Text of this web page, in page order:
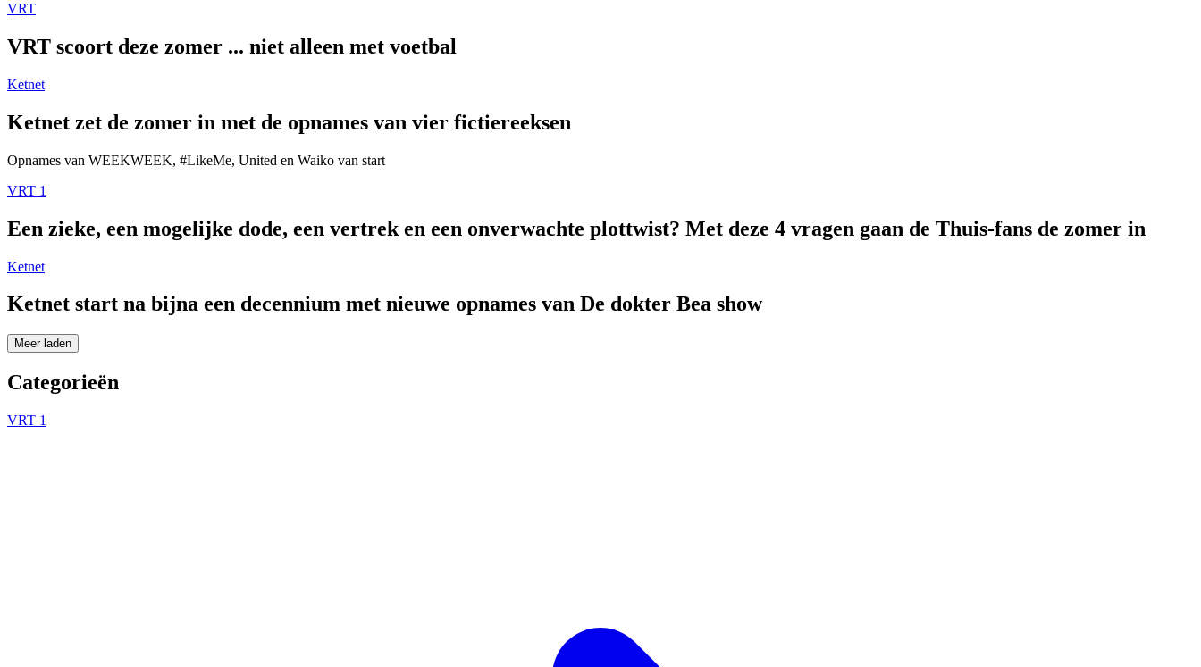
VRT
VRT scoort deze zomer ... niet alleen met voetbal
Ketnet
Ketnet zet de zomer in met de opnames van vier fictiereeksen
Opnames van WEEKWEEK, #LikeMe, United en Waiko van start
VRT 1
Een zieke, een mogelijke dode, een vertrek en een onverwachte plottwist? Met deze 4 vragen gaan de Thuis-fans de zomer in
Ketnet
Ketnet start na bijna een decennium met nieuwe opnames van De dokter Bea show
Meer laden
Categorieën
VRT 1